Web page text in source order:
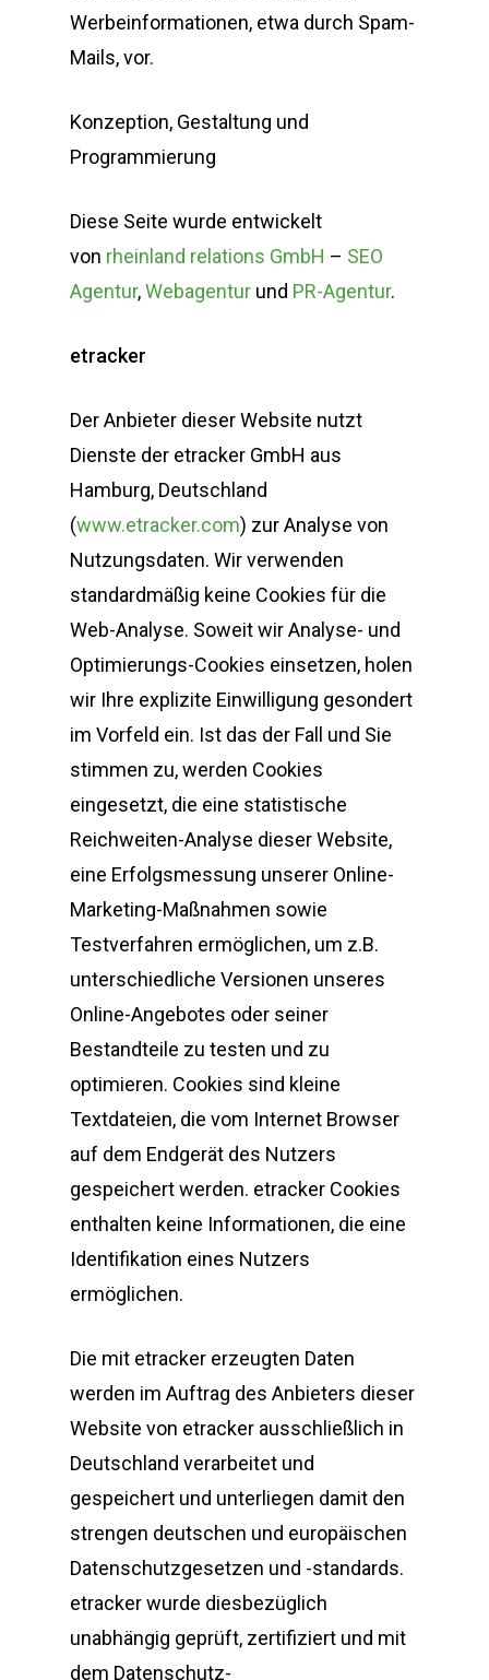
Werbeinformationen, etwa durch Spam-
Mails, vor.
Konzeption, Gestaltung und
Programmierung
Diese Seite wurde entwickelt
von rheinland relations GmbH – SEO
Agentur,Webagentur und PR-Agentur.
etracker
Der Anbieter dieser Website nutzt
Dienste der etracker GmbH aus
Hamburg, Deutschland
(www.etracker.com) zur Analyse von
Nutzungsdaten. Wir verwenden
standardmäßig keine Cookies für die
Web-Analyse. Soweit wir Analyse- und
Optimierungs-Cookies einsetzen, holen
wir Ihre explizite Einwilligung gesondert
im Vorfeld ein. Ist das der Fall und Sie
stimmen zu, werden Cookies
eingesetzt, die eine statistische
Reichweiten-Analyse dieser Website,
eine Erfolgsmessung unserer Online-
Marketing-Maßnahmen sowie
Testverfahren ermöglichen, um z.B.
unterschiedliche Versionen unseres
Online-Angebotes oder seiner
Bestandteile zu testen und zu
optimieren. Cookies sind kleine
Textdateien, die vom Internet Browser
auf dem Endgerät des Nutzers
gespeichert werden. etracker Cookies
enthalten keine Informationen, die eine
Identifikation eines Nutzers
ermöglichen.
Die mit etracker erzeugten Daten
werden im Auftrag des Anbieters dieser
Website von etracker ausschließlich in
Deutschland verarbeitet und
gespeichert und unterliegen damit den
strengen deutschen und europäischen
Datenschutzgesetzen und -standards.
etracker wurde diesbezüglich
unabhängig geprüft, zertifiziert und mit
dem Datenschutz-